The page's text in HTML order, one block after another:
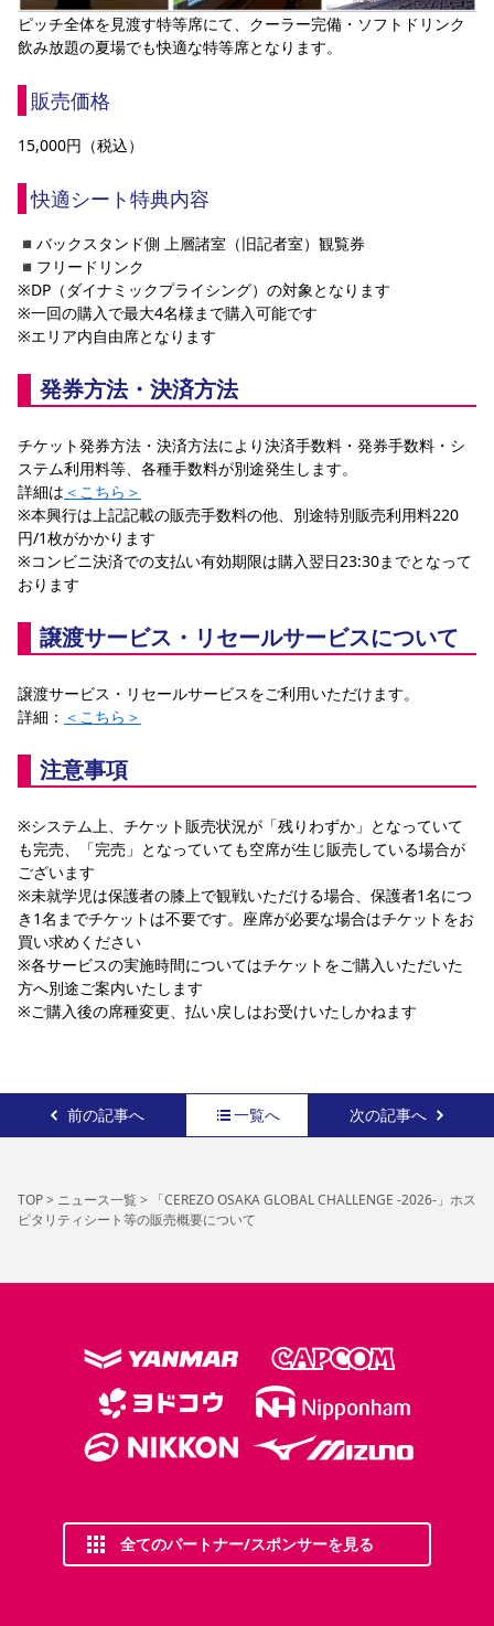
ピッチ全体を見渡す特等席にて、クーラー完備・ソフトドリンク
飲み放題の夏場でも快適な特等席となります。
販売価格
15,000円（税込）
快適シート特典内容
◾️バックスタンド側 上層諸室（旧記者室）観覧券
◾️フリードリンク
※DP（ダイナミックプライシング）の対象となります
※一回の購入で最大4名様まで購入可能です
※エリア内自由席となります
発券方法・決済方法
チケット発券方法・決済方法により決済手数料・発券手数料・シ
ステム利用料等、各種手数料が別途発生します。
詳細は ＜こちら＞
※本興行は上記記載の販売手数料の他、別途特別販売利用料220
円/1枚がかかります
※コンビニ決済での支払い有効期限は購入翌日23:30までとなって
おります
譲渡サービス・リセールサービスについて
譲渡サービス・リセールサービスをご利用いただけます。
詳細： ＜こちら＞
注意事項
※システム上、チケット販売状況が「残りわずか」となっていて
も完売、「完売」となっていても空席が生じ販売している場合が
ございます
※未就学児は保護者の膝上で観戦いただける場合、保護者1名につ
き1名までチケットは不要です。座席が必要な場合はチケットをお
買い求めください
※各サービスの実施時間についてはチケットをご購入いただいた
方へ別途ご案内いたします
※ご購入後の席種変更、払い戻しはお受けいたしかねます
前の記事へ 一覧へ 次の記事へ
TOP> ニュース一覧>
「CEREZO OSAKA GLOBAL CHALLENGE -2026-」ホス
ピタリティシート等の販売概要について
全てのパートナー/スポンサーを見る